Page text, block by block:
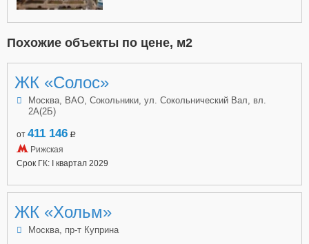
Похожие объекты по цене, м2
ЖК «Солос»
Москва, ВАО, Сокольники, ул. Сокольнический Вал, вл.
2А(2Б)
от 411 146 a
Рижская
Срок ГК: I квартал 2029
ЖК «Хольм»
Москва, пр-т Куприна